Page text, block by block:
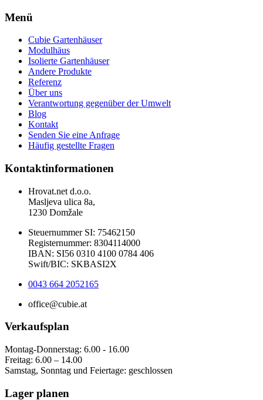
Menü
Cubie Gartenhäuser
Modulhäus
Isolierte Gartenhäuser
Andere Produkte
Referenz
Über uns
Verantwortung gegenüber der Umwelt
Blog
Kontakt
Senden Sie eine Anfrage
Häufig gestellte Fragen
Kontaktinformationen
Hrovat.net d.o.o.
Masljeva ulica 8a,
1230 Domžale
Steuernummer SI: 75462150
Registernummer: 8304114000
IBAN: SI56 0310 4100 0784 406
Swift/BIC: SKBASI2X
0043 664 2052165
office@cubie.at
Verkaufsplan
Montag-Donnerstag: 6.00 - 16.00
Freitag: 6.00 – 14.00
Samstag, Sonntag und Feiertage: geschlossen
Lager planen